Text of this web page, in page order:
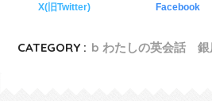
X(旧Twitter) Facebook
CATEGORY : b わたしの英会話 銀